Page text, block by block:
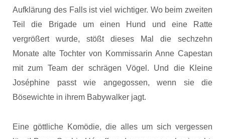
Aufklärung des Falls ist viel wichtiger. Wo beim zweiten
Teil die Brigade um einen Hund und eine Ratte
vergrößert wurde, stößt dieses Mal die sechzehn
Monate alte Tochter von Kommissarin Anne Capestan
mit zum Team der schrägen Vögel. Und die Kleine
Joséphine passt wie angegossen, wenn sie die
Bösewichte in ihrem Babywalker jagt.
Eine göttliche Komödie, die alles um sich vergessen